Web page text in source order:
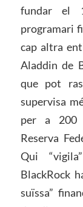
fundar el
programari
cap altra
Aladdin de
que pot
supervisa
per a 200
Reserva
Qui
BlackRock
suïssa”